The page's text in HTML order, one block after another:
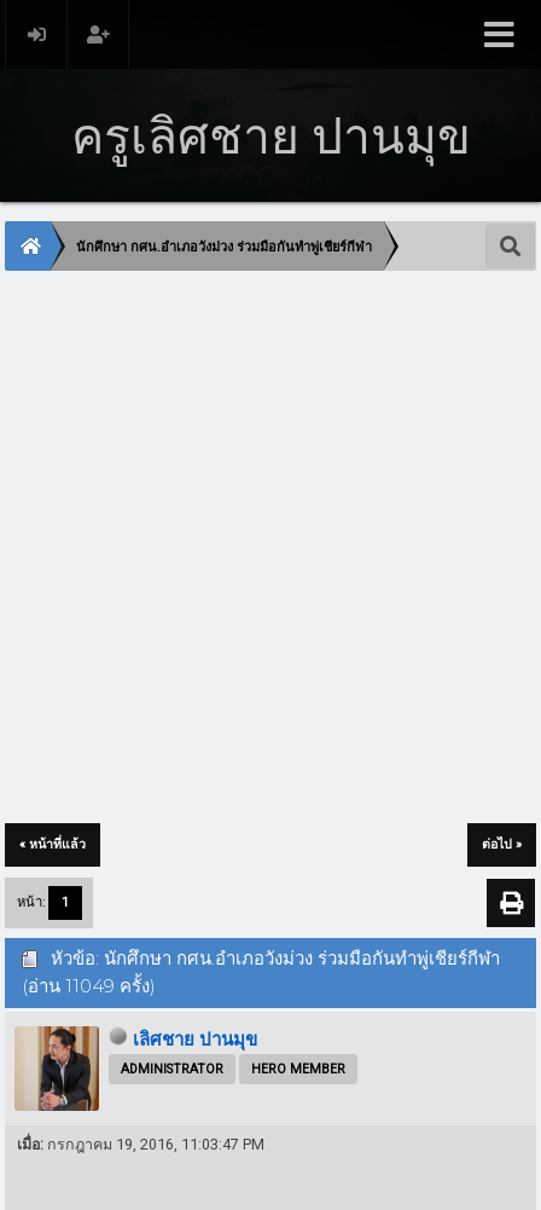
ครูเลิศชาย ปานมุข
นักศึกษา กศน.อำเภอวังม่วง ร่วมมือกันทำพู่เชียร์กีฬา
« หน้าที่แล้ว ต่อไป »
หน้า: 1
หัวข้อ: นักศึกษา กศน.อำเภอวังม่วง ร่วมมือกันทำพู่เชียร์กีฬา
(อ่าน 11049 ครั้ง)
เลิศชาย ปานมุข
ADMINISTRATOR HERO MEMBER
เมื่อ: กรกฎาคม 19, 2016, 11:03:47 PM